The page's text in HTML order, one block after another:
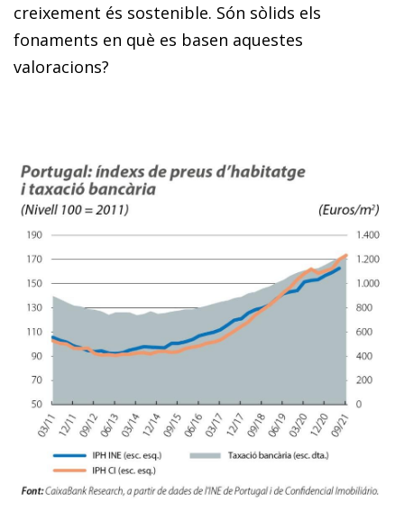
creixement és sostenible. Són sòlids els
fonaments en què es basen aquestes
valoracions?